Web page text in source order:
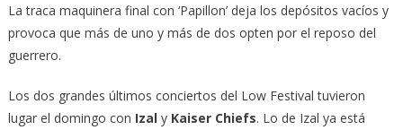
La traca maquinera final con ‘Papillon’ deja los depósitos vacíos y
provoca que más de uno y más de dos opten por el reposo del
guerrero.
Los dos grandes últimos conciertos del Low Festival tuvieron
lugar el domingo con Izaly Kaiser Chiefs. Lo de Izal ya está